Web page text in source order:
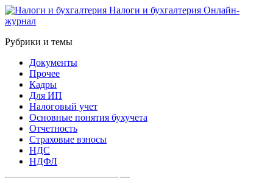
Налоги и бухгалтерия Онлайн-
журнал
Рубрики и темы
Документы
Прочее
Кадры
Для ИП
Налоговый учет
Основные понятия бухучета
Отчетность
Страховые взносы
НДС
НДФЛ